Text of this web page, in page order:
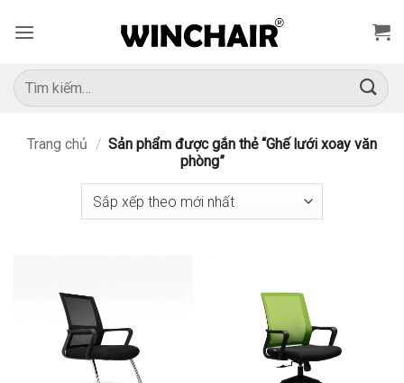
qua
dung
Tìm
kiếm:
Trang chủ / Sản phẩm được gắn thẻ “Ghế lưới xoay văn
phòng”